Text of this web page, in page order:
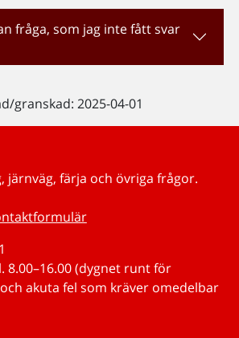
fråga, som jag inte fått svar
granskad: 2025-04-01
järnväg, färja och övriga frågor.
8.00–16.00 (dygnet runt för
akuta fel som kräver omedelbar